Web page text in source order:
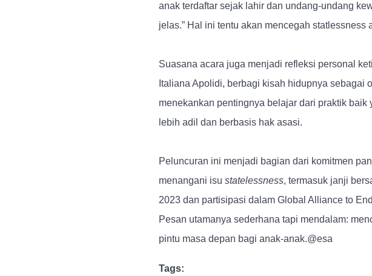
anak terdaftar sejak lahir dan undang-undang
jelas.” Hal ini tentu akan mencegah statlessness
Suasana acara juga menjadi refleksi personal
Italiana Apolidi, berbagi kisah hidupnya sebagai
menekankan pentingnya belajar dari praktik
lebih adil dan berbasis hak asasi.
Peluncuran ini menjadi bagian dari komitmen
menangani isu statelessness, termasuk janji
2023 dan partisipasi dalam Global Alliance to End
Pesan utamanya sederhana tapi mendalam:
pintu masa depan bagi anak-anak.@esa
Tags: